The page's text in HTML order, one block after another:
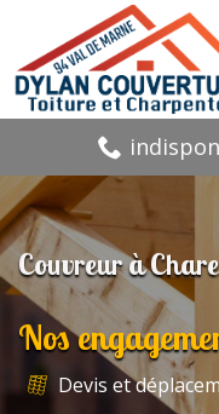
Couvreur à
Nos
Devis et